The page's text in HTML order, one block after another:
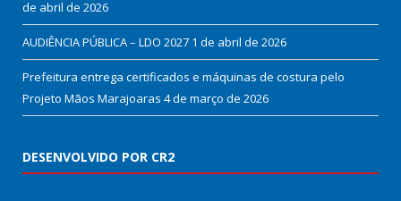
de abril de 2026
AUDIÊNCIA PÚBLICA – LDO 2027 1 de abril de 2026
Prefeitura entrega certificados e máquinas de costura pelo
Projeto Mãos Marajoaras 4 de março de 2026
DESENVOLVIDO POR CR2